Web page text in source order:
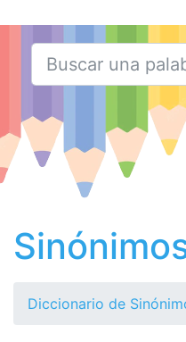
Diccionario de